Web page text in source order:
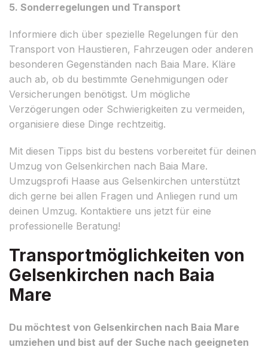
5. Sonderregelungen und Transport
Informiere dich über spezielle Regelungen für den
Transport von Haustieren, Fahrzeugen oder anderen
besonderen Gegenständen nach Baia Mare. Kläre
auch ab, ob du bestimmte Genehmigungen oder
Versicherungen benötigst. Um mögliche
Verzögerungen oder Schwierigkeiten zu vermeiden,
organisiere diese Dinge rechtzeitig.
Mit diesen Tipps bist du bestens vorbereitet für deinen
Umzug von Gelsenkirchen nach Baia Mare.
Umzugsprofi Haase aus Gelsenkirchen unterstützt
dich gerne bei allen Fragen und Anliegen rund um
deinen Umzug. Kontaktiere uns jetzt für eine
professionelle Beratung!
Transportmöglichkeiten von
Gelsenkirchen nach Baia
Mare
Du möchtest von Gelsenkirchen nach Baia Mare
umziehen und bist auf der Suche nach geeigneten